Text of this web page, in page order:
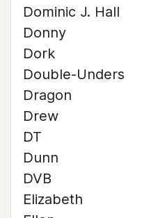
Dominic J. Hall
Donny
Dork
Double-Unders
Dragon
Drew
DT
Dunn
DVB
Elizabeth